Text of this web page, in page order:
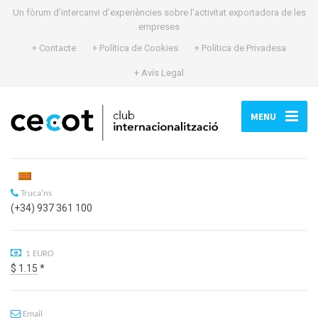
Un fòrum d’intercanvi d’experiències sobre l’activitat exportadora de les
empreses
+ Contacte
+ Política de Cookies + Política de Privadesa
+ Avís Legal
MENU
Truca'ns
(+34) 937 361 100
1 EURO
$ 1.15 *
Email